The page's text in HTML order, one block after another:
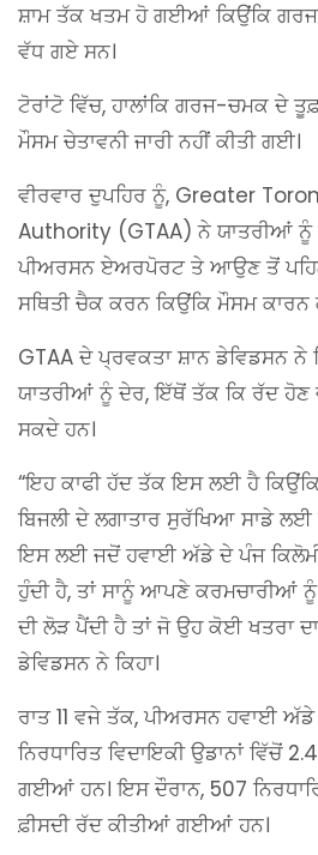
ਸ਼ਾਮ ਤੱਕ ਖਤਮ ਹੋ ਗਈਆਂ ਕਿਉਂਕਿ
ਵੱਧ ਗਏ ਸਨ।
ਟੋਰਾਂਟੋ ਵਿੱਚ, ਹਾਲਾਂਕਿ ਗਰਜ-ਚਮਕ ਦੇ
ਮੌਸਮ ਚੇਤਾਵਨੀ ਜਾਰੀ ਨਹੀਂ ਕੀਤੀ ਗਈ।
ਵੀਰਵਾਰ ਦੁਪਹਿਰ ਨੂੰ, Greater
Authority (GTAA) ਨੇ ਯਾਤਰੀਆਂ ਨੂੰ
ਪੀਅਰਸਨ ਏਅਰਪੋਰਟ ਤੇ ਆਉਣ ਤੋਂ
ਸਥਿਤੀ ਚੈਕ ਕਰਨ ਕਿਉਂਕਿ ਮੌਸਮ ਕਾਰਨ
GTAA ਦੇ ਪ੍ਰਵਕਤਾ ਸ਼ਾਨ ਡੇਵਿਡਸਨ ਨੇ
ਯਾਤਰੀਆਂ ਨੂੰ ਦੇਰ, ਇੱਥੋਂ ਤੱਕ ਕਿ ਰੱਦ ਹੋਣ
ਸਕਦੇ ਹਨ।
“ਇਹ ਕਾਫੀ ਹੱਦ ਤੱਕ ਇਸ ਲਈ ਹੈ
ਬਿਜਲੀ ਦੇ ਲਗਾਤਾਰ ਸੁਰੱਖਿਆ ਸਾਡੇ ਲਈ
ਇਸ ਲਈ ਜਦੋਂ ਹਵਾਈ ਅੱਡੇ ਦੇ ਪੰਜ
ਹੁੰਦੀ ਹੈ, ਤਾਂ ਸਾਨੂੰ ਆਪਣੇ ਕਰਮਚਾਰੀਆਂ
ਦੀ ਲੋੜ ਪੈਂਦੀ ਹੈ ਤਾਂ ਜੋ ਉਹ ਕੋਈ ਖਤਰਾ
ਡੇਵਿਡਸਨ ਨੇ ਕਿਹਾ।
ਰਾਤ 11 ਵਜੇ ਤੱਕ, ਪੀਅਰਸਨ ਹਵਾਈ
ਨਿਰਧਾਰਿਤ ਵਿਦਾਇਕੀ ਉਡਾਨਾਂ ਵਿੱਚੋਂ
ਗਈਆਂ ਹਨ। ਇਸ ਦੌਰਾਨ, 507
ਫ਼ੀਸਦੀ ਰੱਦ ਕੀਤੀਆਂ ਗਈਆਂ ਹਨ।